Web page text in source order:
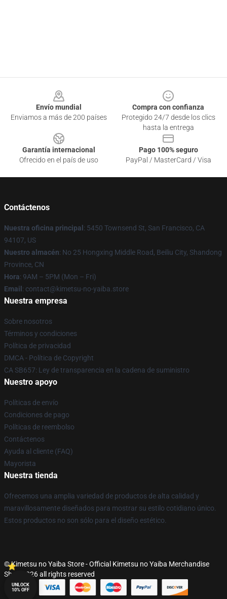
Envío mundial
Enviamos a más de 200 países
Compra con confianza
Protegido 24/7 desde los clics
hasta la entrega
Garantía internacional
Ofrecido en el país de uso
Pago 100% seguro
PayPal / MasterCard / Visa
Contáctenos
Nuestra oficina principal : 5450 Townsend St, San Francisco, CA
94107, US
Nuestro almacén: No 25 Hongxing Middle Road, Beiliu City, Shandong
Province, CN
Hora: 9AM – 5PM (Mon – Fri)
Email : contact@kimetsu-no-yaiba.store
Nuestra empresa
Sobre nosotros
Términos y condiciones
Política de privacidad
DMCA - Política de Copyright
CA SB657: Ley de transparencia en la cadena de suministro
Nuestro apoyo
Políticas de envío
Condiciones de pago
Políticas de reembolso
Contáctenos
Ayuda al cliente (FAQ)
Mayorista
Nuestra tienda
Ofrecemos una amplia variedad de productos de alta calidad y
maravillosamente diseñados para mostrar su estilo cotidiano único.
Estos productos no son sólo para el diseño estético.
© Kimetsu no Yaiba Store - Official Kimetsu no Yaiba Merchandise
Shop 2026 all rights reserved
UNLOCK
10% OFF